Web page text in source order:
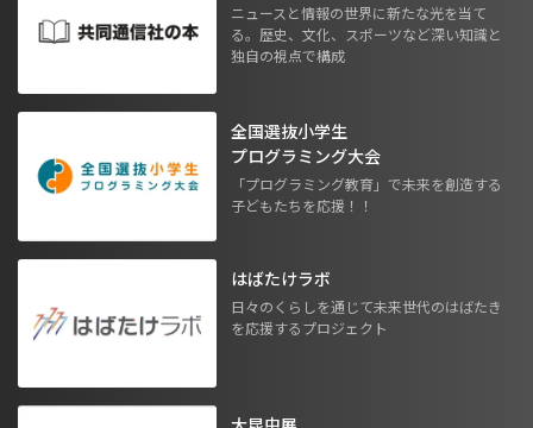
ニュースと情報の世界に新たな光を当て
る。歴史、文化、スポーツなど深い知識と
独自の視点で構成
全国選抜小学生
プログラミング大会
「プログラミング教育」で未来を創造する
子どもたちを応援！！
はばたけラボ
日々のくらしを通じて未来世代のはばたき
を応援するプロジェクト